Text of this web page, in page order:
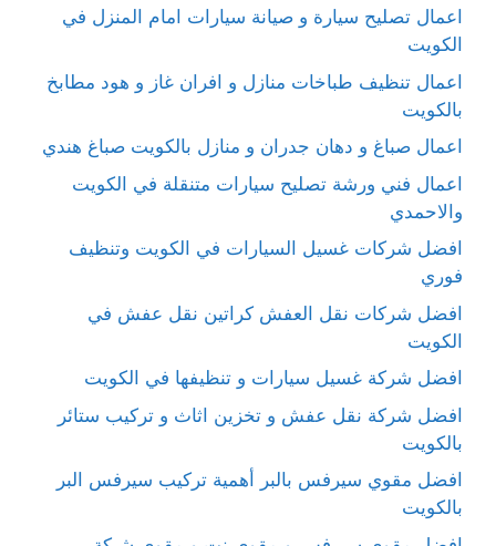
اعمال تصليح سيارة و صيانة سيارات امام المنزل في
الكويت
اعمال تنظيف طباخات منازل و افران غاز و هود مطابخ
بالكويت
اعمال صباغ و دهان جدران و منازل بالكويت صباغ هندي
اعمال فني ورشة تصليح سيارات متنقلة في الكويت
والاحمدي
افضل شركات غسيل السيارات في الكويت وتنظيف
فوري
افضل شركات نقل العفش كراتين نقل عفش في
الكويت
افضل شركة غسيل سيارات و تنظيفها في الكويت
افضل شركة نقل عفش و تخزين اثاث و تركيب ستائر
بالكويت
افضل مقوي سيرفس بالبر أهمية تركيب سيرفس البر
بالكويت